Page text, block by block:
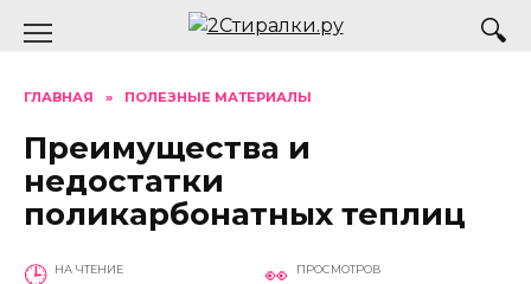
ГЛАВНАЯ » ПОЛЕЗНЫЕ МАТЕРИАЛЫ
Преимущества и
недостатки
поликарбонатных теплиц
НА ЧТЕНИЕ ПРОСМОТРОВ